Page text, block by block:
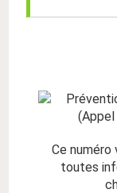
Ce
toutes